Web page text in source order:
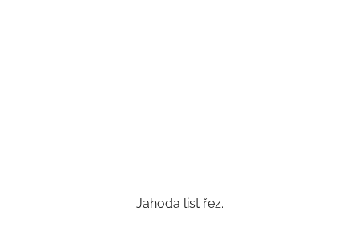
Jahoda list řez.